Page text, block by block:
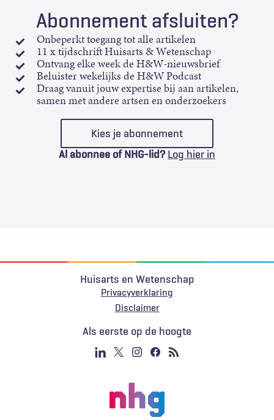
Abonnement afsluiten?
Onbeperkt toegang tot alle artikelen
11 x tijdschrift Huisarts & Wetenschap
Ontvang elke week de H&W-nieuwsbrief
Beluister wekelijks de H&W Podcast
Draag vanuit jouw expertise bij aan artikelen,
samen met andere artsen en onderzoekers
Kies je abonnement
Al abonnee of NHG-lid? Log hier in
Huisarts en Wetenschap
Privacyverklaring
Voet
Disclaimer
Als eerste op de hoogte